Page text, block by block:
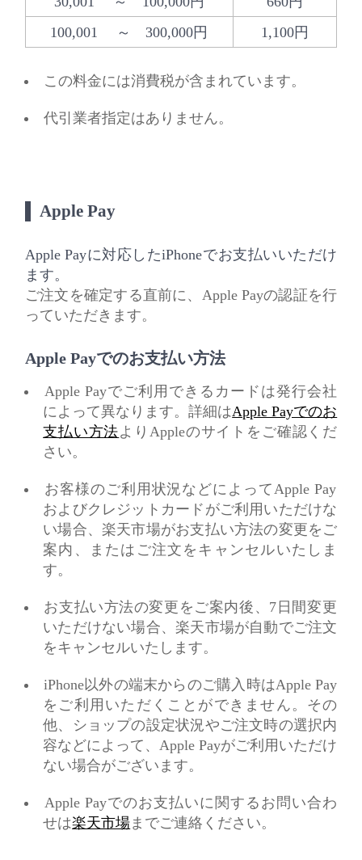
100,001 ～ 300,000円
1,100円
この料金には消費税が含まれています。
代引業者指定はありません。
Apple Pay
Apple Payに対応したiPhoneでお支払いいただけ
ます。
ご注文を確定する直前に、Apple Payの認証を行
っていただきます。
Apple Payでのお支払い方法
Apple Payでご利用できるカードは発行会社
によって異なります。詳細はApple Payでのお
支払い方法よりAppleのサイトをご確認くだ
さい。
お客様のご利用状況などによってApple Pay
およびクレジットカードがご利用いただけな
い場合、楽天市場がお支払い方法の変更をご
案内、またはご注文をキャンセルいたしま
す。
お支払い方法の変更をご案内後、7日間変更
いただけない場合、楽天市場が自動でご注文
をキャンセルいたします。
iPhone以外の端末からのご購入時はApple Pay
をご利用いただくことができません。その
他、ショップの設定状況やご注文時の選択内
容などによって、Apple Payがご利用いただけ
ない場合がございます。
Apple Payでのお支払いに関するお問い合わ
せは楽天市場までご連絡ください。